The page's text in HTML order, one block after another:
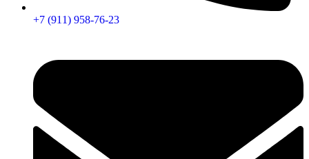
+7 (911) 958-76-23